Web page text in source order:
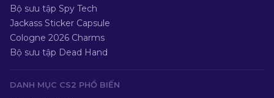
Bộ sưu tập Spy Tech
Jackass Sticker Capsule
Cologne 2026 Charms
Bộ sưu tập Dead Hand
DANH MỤC CS2 PHỔ BIẾN